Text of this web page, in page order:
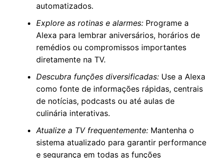
automatizados.
Explore as rotinas e alarmes:Programe a
Alexa para lembrar aniversários, horários de
remédios ou compromissos importantes
diretamente na TV.
Descubra funções diversificadas:Use a Alexa
como fonte de informações rápidas, centrais
de notícias, podcasts ou até aulas de
culinária interativas.
Atualize a TV frequentemente:Mantenha o
sistema atualizado para garantir performance
e segurança em todas as funções